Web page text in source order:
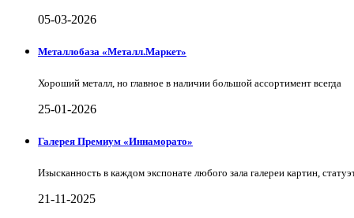
05-03-2026
Металлобаза «Металл.Маркет»
Хороший металл, но главное в наличии большой ассортимент всегда
25-01-2026
Галерея Премиум «Иннаморато»
Изысканность в каждом экспонате любого зала галереи картин,
21-11-2025